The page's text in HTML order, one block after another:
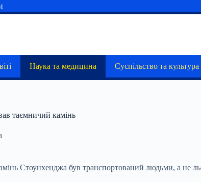
Наука та медицина Суспільство та культура
таємничий камінь
Стоунхенджа був транспортований людьми, а не